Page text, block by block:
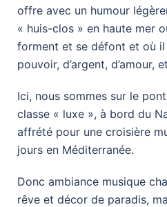
offre avec un humour
« huis-clos » en haute mer
forment et se défont et où il
pouvoir, d’argent, d’amour,
Ici, nous sommes sur le
classe « luxe », à bord du
affrété pour une croisière
jours en Méditerranée.
Donc ambiance musique
rêve et décor de paradis,